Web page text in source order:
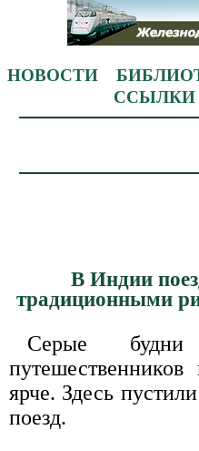
НОВОСТИ
ССЫЛКИ
В Индии
традиционными
Серые будни
ярче. Здесь
поезд.